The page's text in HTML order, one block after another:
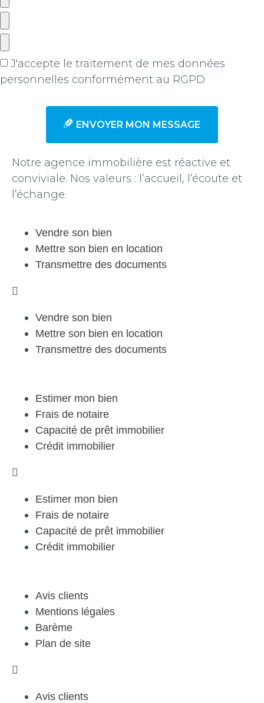
J'accepte le traitement de mes données
personnelles conformément au RGPD
ENVOYER MON MESSAGE
Notre agence immobilière est réactive et
conviviale. Nos valeurs : l’accueil, l’écoute et
l’échange.
Vendre son bien
Mettre son bien en location
Transmettre des documents
Vendre son bien
Mettre son bien en location
Transmettre des documents
Estimer mon bien
Frais de notaire
Capacité de prêt immobilier
Crédit immobilier
Estimer mon bien
Frais de notaire
Capacité de prêt immobilier
Crédit immobilier
Avis clients
Mentions légales
Barème
Plan de site
Avis clients